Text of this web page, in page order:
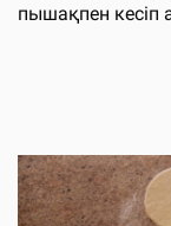
пышақпен кесіп